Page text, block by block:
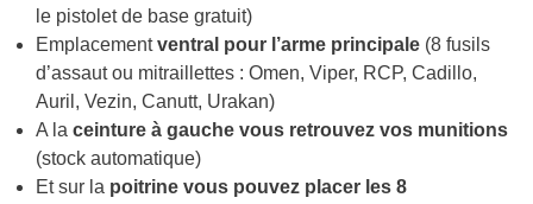
le pistolet de base gratuit)
Emplacementventral pour l’arme principale (8 fusils
d’assaut ou mitraillettes : Omen, Viper, RCP, Cadillo,
Auril, Vezin, Canutt, Urakan)
A laceinture à gauche vous retrouvez vos munitions
(stock automatique)
Et sur la poitrine vous pouvez placer les 8